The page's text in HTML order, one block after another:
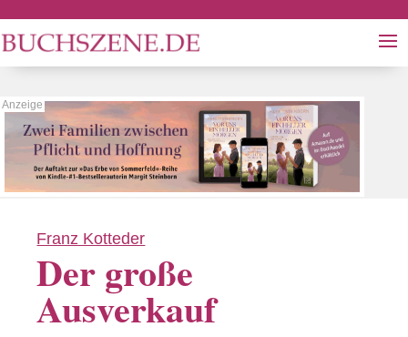
Franz Kotteder
Der große
Ausverkauf